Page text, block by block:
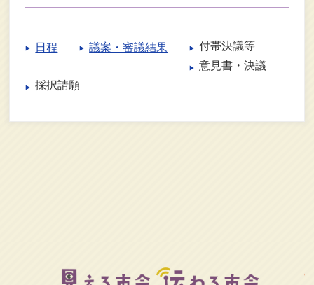
日程 議案・審議結果
付帯決議等
意見書・決議
採択請願